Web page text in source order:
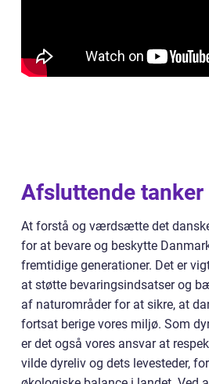
Afsluttende tanker
At forstå og værdsætte det
for at bevare og beskytte
fremtidige generationer. Det er
at støtte bevaringsindsatser og
af naturområder for at sikre, at
fortsat berige vores miljø. Som
er det også vores ansvar at
vilde dyreliv og dets levesteder,